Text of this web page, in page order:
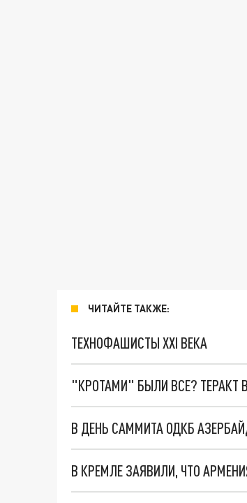
ЧИТАЙТЕ ТАКЖЕ:
ТЕХНОФАШИСТЫ XXI ВЕКА
"КРОТАМИ" БЫЛИ ВСЕ? ТЕРАКТ
В КРЕМЛЕ ЗАЯВИЛИ, ЧТО